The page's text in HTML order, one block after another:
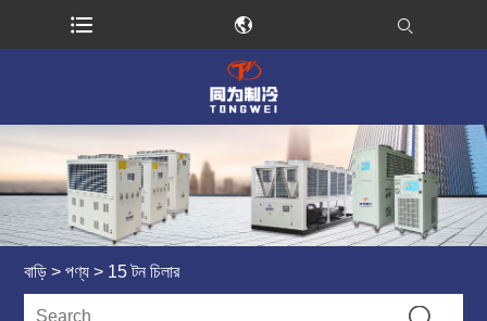
বাড়ি > পণ্য > 15 টন চিলার